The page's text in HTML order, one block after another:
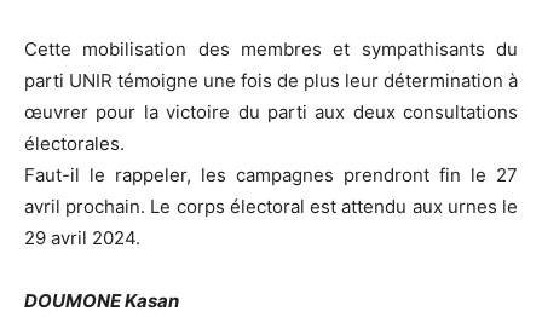
Cette mobilisation des membres et sympathisants du
parti UNIR témoigne une fois de plus leur détermination à
œuvrer pour la victoire du parti aux deux consultations
électorales.
Faut-il le rappeler, les campagnes prendront fin le 27
avril prochain. Le corps électoral est attendu aux urnes le
29 avril 2024.
DOUMONE Kasan